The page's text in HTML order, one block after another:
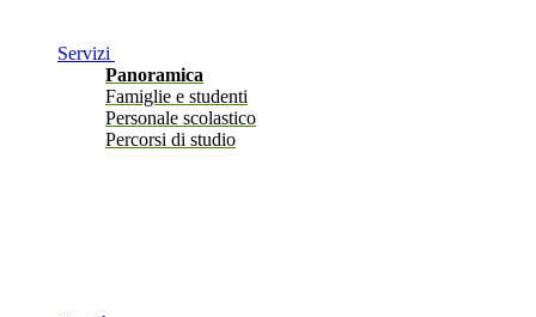
Servizi
Panoramica
Famiglie e studenti
Personale scolastico
Percorsi di studio